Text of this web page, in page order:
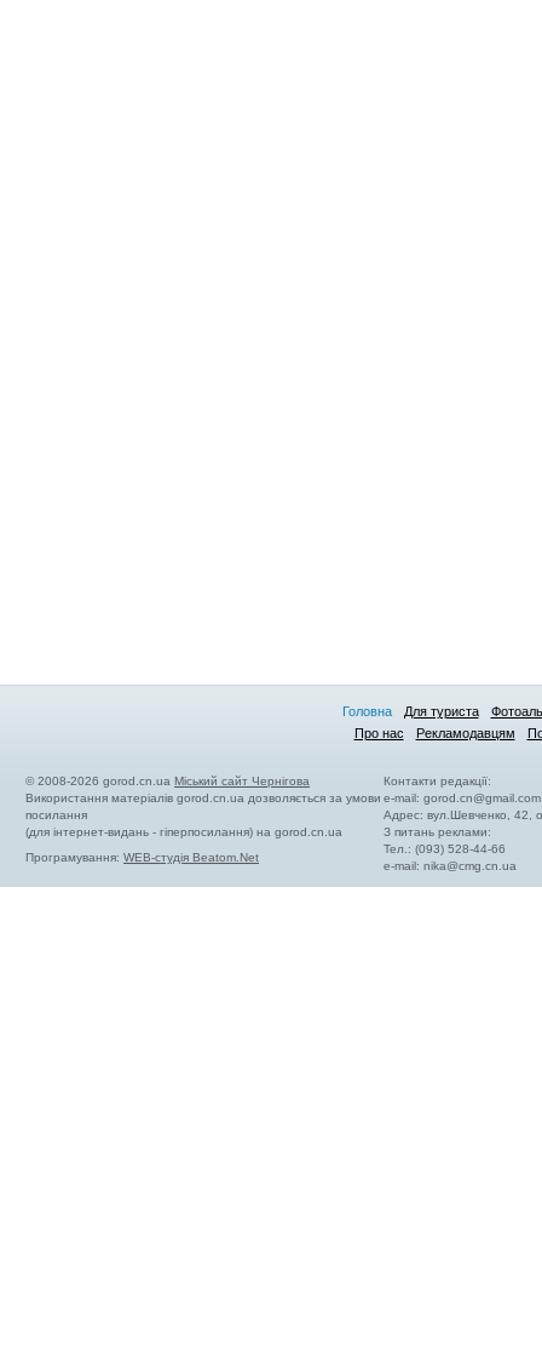
Головна Для туриста
Про нас
Рекламодавцям
© 2008-2026 gorod.cn.ua Міський сайт Чернігова
Використання матеріалів gorod.cn.ua дозволяється за умови
посилання
(для інтернет-видань - гіперпосилання) на gorod.cn.ua
Програмування: WEB-студія Beatom.Net
Контакти редакції:
e-mail:gorod.cn@gmail.com
Адрес: вул.Шевченко, 42,
З питань реклами:
Тел.: (093) 528-44-66
e-mail:nika@cmg.cn.ua